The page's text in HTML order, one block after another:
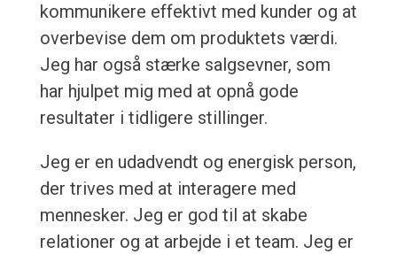
kommunikere effektivt med kunder og at
overbevise dem om produktets værdi.
Jeg har også stærke salgsevner, som
har hjulpet mig med at opnå gode
resultater i tidligere stillinger.
Jeg er en udadvendt og energisk person,
der trives med at interagere med
mennesker. Jeg er god til at skabe
relationer og at arbejde i et team. Jeg er